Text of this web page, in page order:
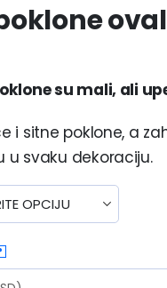
su mali, ali
i sitne poklone, a
u svaku dekoraciju.